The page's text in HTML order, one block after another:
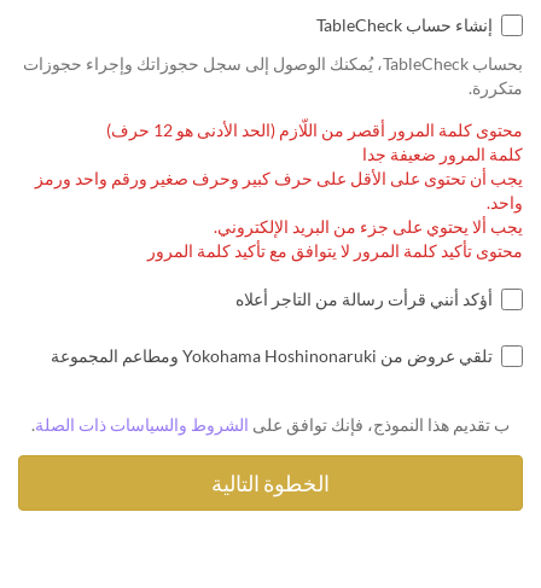
إنشاء حساب TableCheck
بحساب TableCheck، يُمكنك الوصول إلى سجل حجوزاتك وإجراء حجوزات
متكررة.
محتوى كلمة المرور أقصر من اللّازم (الحد الأدنى هو 12 حرف)
كلمة المرور ضعيفة جدا
يجب أن تحتوى على الأقل على حرف كبير وحرف صغير ورقم واحد ورمز
واحد.
يجب ألا يحتوي على جزء من البريد الإلكتروني.
محتوى تأكيد كلمة المرور لا يتوافق مع تأكيد كلمة المرور
أؤكد أنني قرأت رسالة من التاجر أعلاه
تلقي عروض من Yokohama Hoshinonaruki ومطاعم المجموعة
ب تقديم هذا النموذج، فإنك توافق على الشروط والسياسات ذات الصلة.